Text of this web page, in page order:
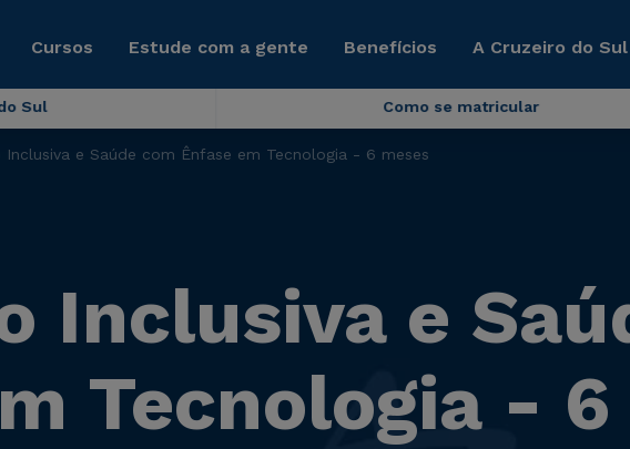
Cursos Estude com a gente Benefícios A Cruzeiro do
Sul Como se matricular
Inclusiva e Saúde com Ênfase em Tecnologia - 6 meses
Inclusiva e
Tecnologia -